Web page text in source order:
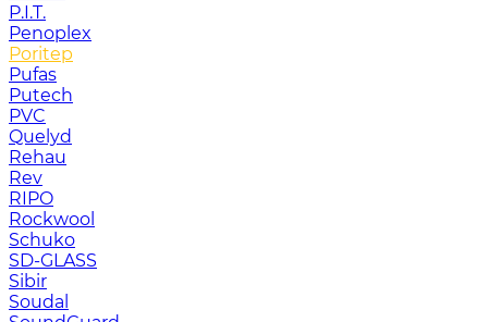
P.I.T.
Penoplex
Poritep
Pufas
Putech
PVC
Quelyd
Rehau
Rev
RIPO
Rockwool
Schuko
SD-GLASS
Sibir
Soudal